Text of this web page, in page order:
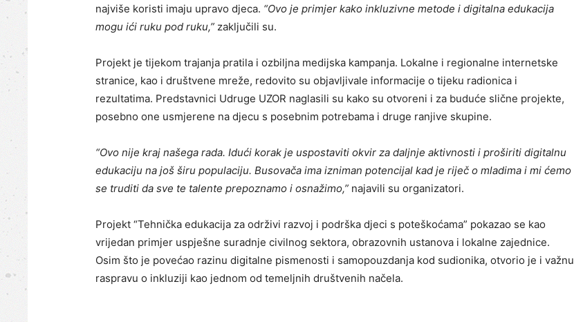
najviše koristi imaju upravo djeca. “Ovo je primjer kako inkluzivne metode i digitalna edukacija
mogu ići ruku pod ruku,” zaključili su.
Projekt je tijekom trajanja pratila i ozbiljna medijska kampanja. Lokalne i regionalne internetske
stranice, kao i društvene mreže, redovito su objavljivale informacije o tijeku radionica i
rezultatima. Predstavnici Udruge UZOR naglasili su kako su otvoreni i za buduće slične projekte,
posebno one usmjerene na djecu s posebnim potrebama i druge ranjive skupine.
“Ovo nije kraj našega rada. Idući korak je uspostaviti okvir za daljnje aktivnosti i proširiti digitalnu
edukaciju na još širu populaciju. Busovača ima izniman potencijal kad je riječ o mladima i mi ćemo
se truditi da sve te talente prepoznamo i osnažimo,” najavili su organizatori.
Projekt “Tehnička edukacija za održivi razvoj i podrška djeci s poteškoćama” pokazao se kao
vrijedan primjer uspješne suradnje civilnog sektora, obrazovnih ustanova i lokalne zajednice.
Osim što je povećao razinu digitalne pismenosti i samopouzdanja kod sudionika, otvorio je i važnu
raspravu o inkluziji kao jednom od temeljnih društvenih načela.